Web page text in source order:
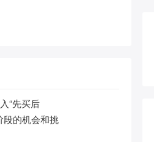
“先买后
段的机会和挑